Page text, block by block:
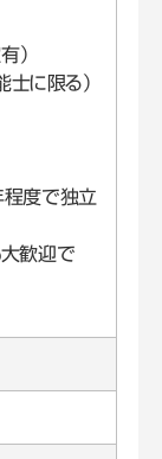
）
に限る）
程度で独立
大歓迎で